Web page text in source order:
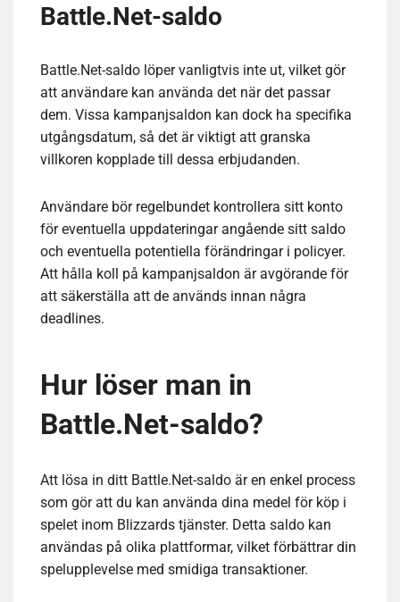
Battle.Net-saldo
Battle.Net-saldo löper vanligtvis inte ut, vilket gör
att användare kan använda det när det passar
dem. Vissa kampanjsaldon kan dock ha specifika
utgångsdatum, så det är viktigt att granska
villkoren kopplade till dessa erbjudanden.
Användare bör regelbundet kontrollera sitt konto
för eventuella uppdateringar angående sitt saldo
och eventuella potentiella förändringar i policyer.
Att hålla koll på kampanjsaldon är avgörande för
att säkerställa att de används innan några
deadlines.
Hur löser man in
Battle.Net-saldo?
Att lösa in ditt Battle.Net-saldo är en enkel process
som gör att du kan använda dina medel för köp i
spelet inom Blizzards tjänster. Detta saldo kan
användas på olika plattformar, vilket förbättrar din
spelupplevelse med smidiga transaktioner.